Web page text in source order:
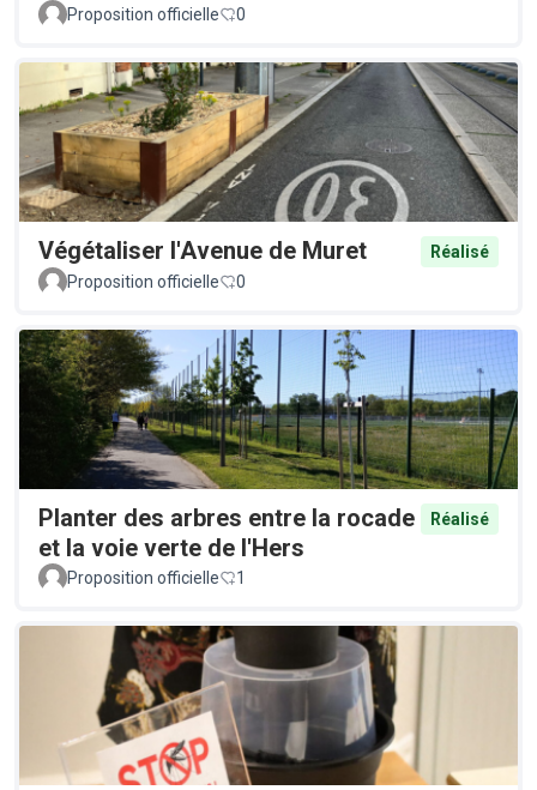
Proposition officielle 0
Végétaliser l'Avenue de Muret
Réalisé
Proposition officielle
0
Planter des arbres entre la rocade
et la voie verte de l'Hers
Réalisé
Proposition officielle 1